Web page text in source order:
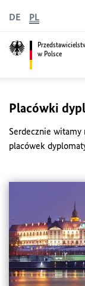
w Polsce
DE PL
Placówki
Serdecznie
placówek